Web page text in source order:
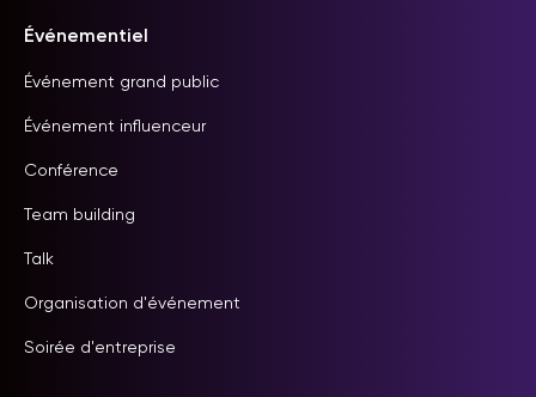
Événementiel
Événement grand public
Événement influenceur
Conférence
Team building
Talk
Organisation d'événement
Soirée d'entreprise